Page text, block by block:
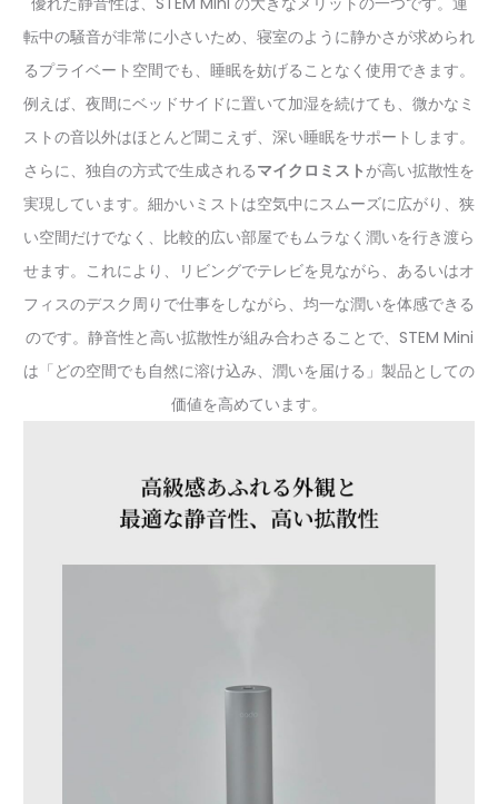
転中の騒音が非常に小さいため、寝室のように静かさが求められ
るプライベート空間でも、睡眠を妨げることなく使用できます。
例えば、夜間にベッドサイドに置いて加湿を続けても、微かなミ
ストの音以外はほとんど聞こえず、深い睡眠をサポートします。
さらに、独自の方式で生成されるマイクロミストが高い拡散性を
実現しています。細かいミストは空気中にスムーズに広がり、狭
い空間だけでなく、比較的広い部屋でもムラなく潤いを行き渡ら
せます。これにより、リビングでテレビを見ながら、あるいはオ
フィスのデスク周りで仕事をしながら、均一な潤いを体感できる
のです。静音性と高い拡散性が組み合わさることで、STEM Mini
は「どの空間でも自然に溶け込み、潤いを届ける」製品としての
価値を高めています。